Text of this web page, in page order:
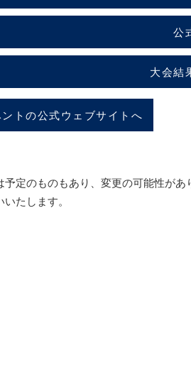
公
大会結
トの公式ウェブサイトへ
予定のものもあり、変更の可能性が
たします。